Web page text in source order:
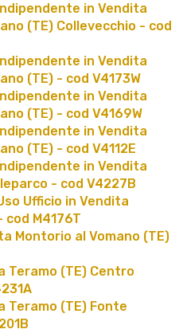
in Vendita
(TE) Collevecchio - cod
in Vendita
(TE) - cod V4173W
in Vendita
(TE) - cod V4169W
in Vendita
(TE) - cod V4112E
in Vendita
- cod V4227B
Ufficio in Vendita
cod M4176T
Montorio al Vomano (TE)
Teramo (TE) Centro
Teramo (TE) Fonte